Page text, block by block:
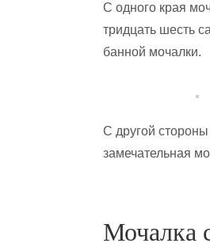
С одного края
тридцать шесть
банной мочалки.
С другой стороны
замечательная
Мочалка